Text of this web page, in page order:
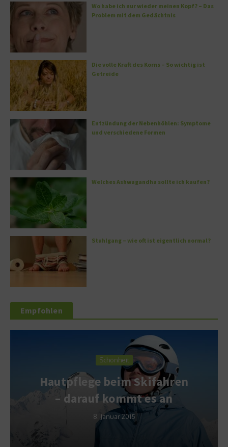
Wo habe ich nur wieder meinen Kopf? – Das
Problem mit dem Gedächtnis
Die volle Kraft des Korns – So wichtig ist
Getreide
Entzündung der Nebenhöhlen: Symptome
und verschiedene Formen
Welches Ashwagandha sollte ich kaufen?
Stuhlgang – wie oft ist eigentlich normal?
Empfohlen
Schönheit
Hautpflege beim Skifahren
– darauf kommt es an
8. Januar 2015